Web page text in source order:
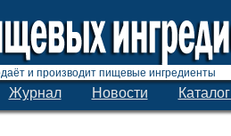
и производит пищевые ингредиенты
Журнал Новости